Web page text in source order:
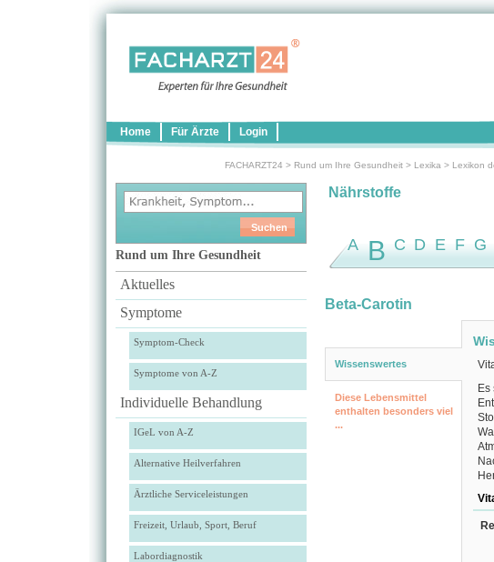
Home Für Ärzte Login
FACHARZT24 > Rund um Ihre Gesundheit> Lexika > Lexikon
Rund um Ihre Gesundheit
Aktuelles
Symptome
Symptom-Check
Symptome von A-Z
Individuelle Behandlung
IGeL von A-Z
Alternative Heilverfahren
Ärztliche Serviceleistungen
Freizeit, Urlaub, Sport, Beruf
Labordiagnostik
Nährstoffe
A B C D E F G
Beta-Carotin
Wissenswertes
Diese Lebensmittel
enthalten besonders viel
...